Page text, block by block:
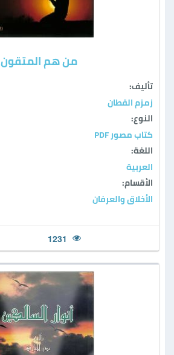
من هم المتقون
تأليف:
زمزم القطان
النوع:
كتاب مصور PDF
اللغة:
العربية
الأقسام:
الأخلاق والعرفان
1231